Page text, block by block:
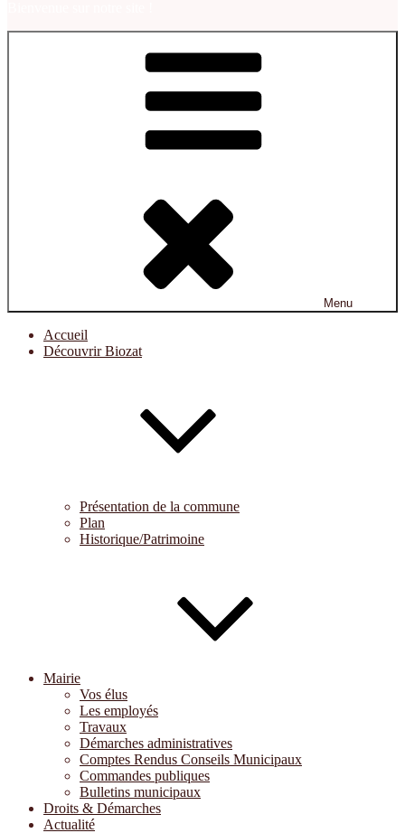
Menu
Accueil
Découvrir Biozat
Présentation de la commune
Plan
Historique/Patrimoine
Mairie
Vos élus
Les employés
Travaux
Démarches administratives
Comptes Rendus Conseils Municipaux
Commandes publiques
Bulletins municipaux
Droits & Démarches
Actualité